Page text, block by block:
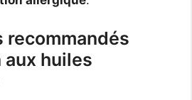
recommandés
aux huiles